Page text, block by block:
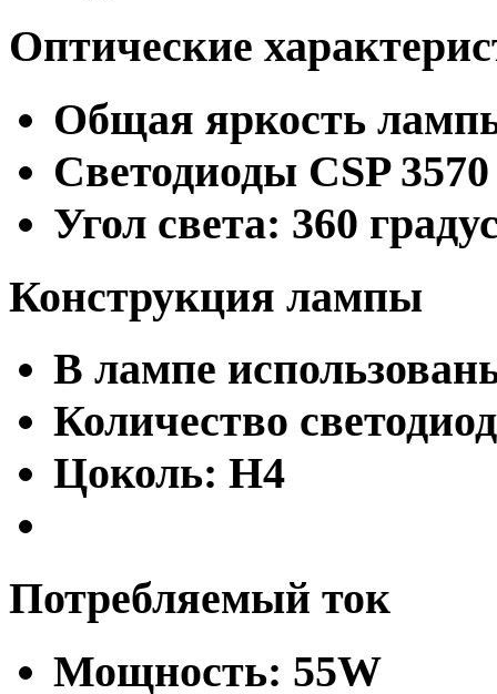
Оптические
Общая яркость
Светодиоды CSP
Угол света: 360
Конструкция лампы
В лампе
Количество
Цоколь: H4
Потребляемый ток
Мощность: 55W